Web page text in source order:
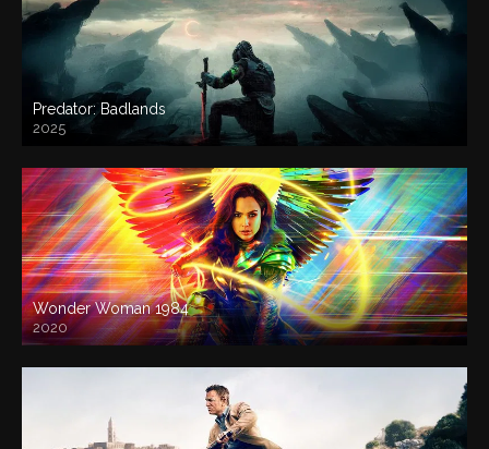
Predator: Badlands
2025
Wonder Woman 1984
2020